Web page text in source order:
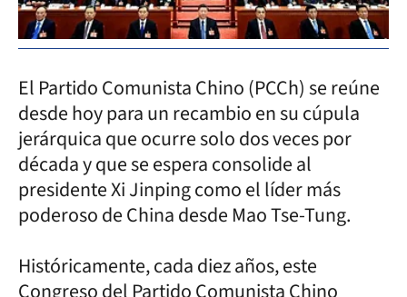
El Partido Comunista Chino (PCCh) se reúne
desde hoy para un recambio en su cúpula
jerárquica que ocurre solo dos veces por
década y que se espera consolide al
presidente Xi Jinping como el líder más
poderoso de China desde Mao Tse-Tung.
Históricamente, cada diez años, este